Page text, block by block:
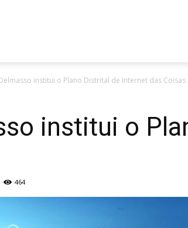
institui o Plano Distrital de Internet das Coisas
institui o
464